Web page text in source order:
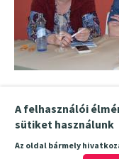
A beszélgetés
A felhasználói
sütiket használunk
Az oldal bármely